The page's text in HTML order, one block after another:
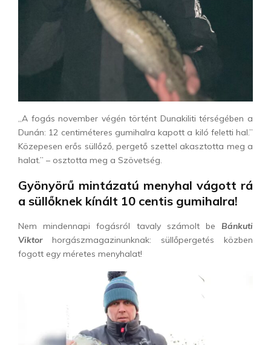
„A fogás november végén történt Dunakiliti térségében a
Dunán: 12 centiméteres gumihalra kapott a kiló feletti hal.”
Közepesen erős süllőző, pergető szettel akasztotta meg a
halat.” – osztotta meg a Szövetség.
Gyönyörű mintázatú menyhal vágott rá
a süllőknek kínált 10 centis gumihalra!
Nem mindennapi fogásról tavaly számolt be Bánkuti
Viktorhorgászmagazinunknak: süllőpergetés közben
fogott egy méretes menyhalat!